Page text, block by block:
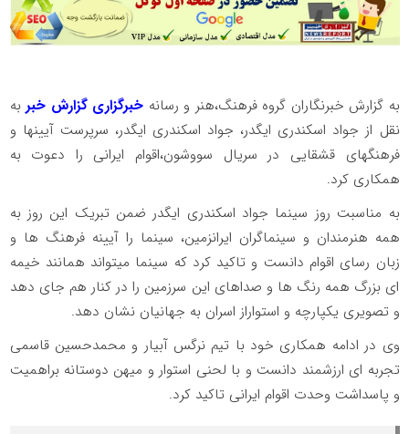
به گزارش خبرنگاران گروه فرهنگ،هنر و رسانه خبرگزاری گزارش خبربه
نقل از جواد اسکندری ایگدر، جواد اسکندری ایگدر، سرپرست آیینها و
فرهنگهای قشقایی در سریال سووشون،اقوام ایرانی را دعوت به
همکاری کرد.
به مناسبت روز سینما جواد اسکندری ایگدر ضمن تبریک این روز به
همه هنرمندان و سینماگران ایرانزمین، سینما را آیینه فرهنگ ها و
زبان رسای اقوام دانست و تاکید کرد که سینما میتواند همانند خیمه
ای بزرگ همه رنگ ها و صداهای این سرزمین را در کنار هم جای دهد
و تصویری یکپارچه و استواراز اسران به جهانیان نشان دهد.
وی در ادامه همکاری خود با تیم نرگس آبیار و محمدحسین قاسمی
تجربه ای ارزشمند دانست و با لحنی استوار و میهن دوستانه براهمیت
و‌ پاسداشت وحدت اقوام ایرانی تاکید کرد.